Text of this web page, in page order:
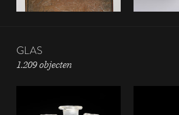
GLAS
1.209 objecten